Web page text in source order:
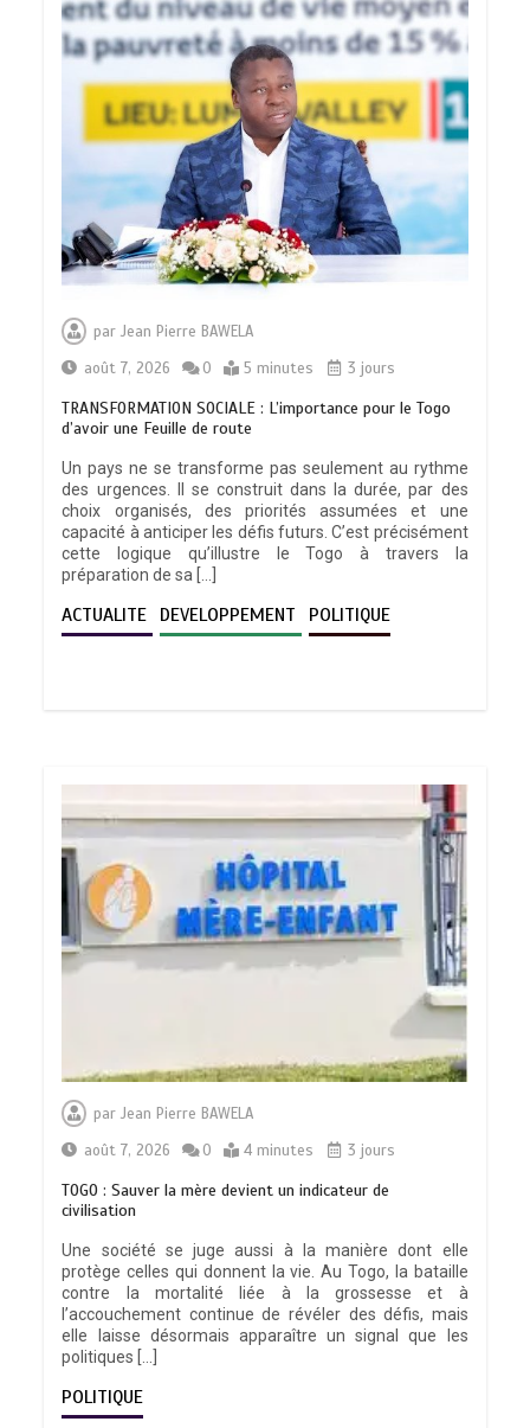
parJean Pierre BAWELA
août 7, 2026
0 5 minutes 3 jours
TRANSFORMATION SOCIALE : L’importance pour le Togo
d’avoir une Feuille de route
Un pays ne se transforme pas seulement au rythme
des urgences. Il se construit dans la durée, par des
choix organisés, des priorités assumées et une
capacité à anticiper les défis futurs. C’est précisément
cette logique qu’illustre le Togo à travers la
préparation de sa […]
ACTUALITE DEVELOPPEMENT POLITIQUE
parJean Pierre BAWELA
août 7, 2026
0 4 minutes 3 jours
TOGO : Sauver la mère devient un indicateur de
civilisation
Une société se juge aussi à la manière dont elle
protège celles qui donnent la vie. Au Togo, la bataille
contre la mortalité liée à la grossesse et à
l’accouchement continue de révéler des défis, mais
elle laisse désormais apparaître un signal que les
politiques […]
POLITIQUE